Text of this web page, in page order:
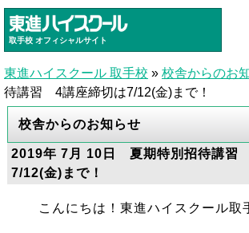
取手校 オフィシャルサイト
東進ハイスクール 取手校 » 校舎からのお
待講習 4講座締切は7/12(金)まで！
校舎からのお知らせ
2019年 7月 10日 夏期特別招待講習
7/12(金)まで！
こんにちは！東進ハイスクール取